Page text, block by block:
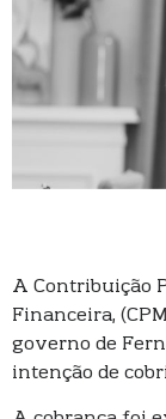
A Contribuição
Financeira,
governo de
intenção de